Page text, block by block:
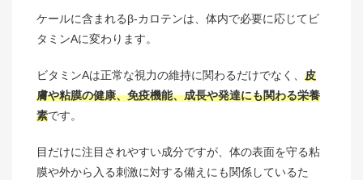
ケールに含まれるβ-カロテンは、体内で必要に応じてビ
タミンAに変わります。
ビタミンAは正常な視力の維持に関わるだけでなく、 皮
膚や粘膜の健康、免疫機能、成長や発達にも関わる栄養
素です。
目だけに注目されやすい成分ですが、体の表面を守る粘
膜や外から入る刺激に対する備えにも関係しているた